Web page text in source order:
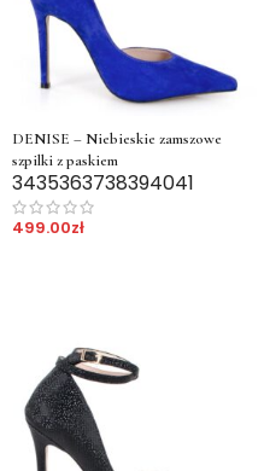
DENISE – Niebieskie zamszowe
szpilki z paskiem
3435363738394041
499.00zł